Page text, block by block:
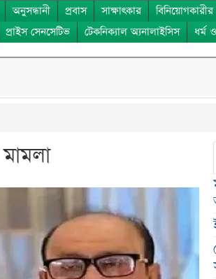
অনুসন্ধানী প্রবাস সাক্ষাৎকার
প্রাইস সেনসেটিভ টেকনিক্যাল অ্যনালাইসিস ধর্ম